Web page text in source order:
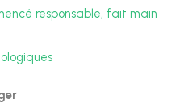
responsable, fait main